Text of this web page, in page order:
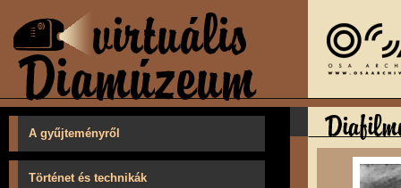
A gyűjteményről
Történet és technikák